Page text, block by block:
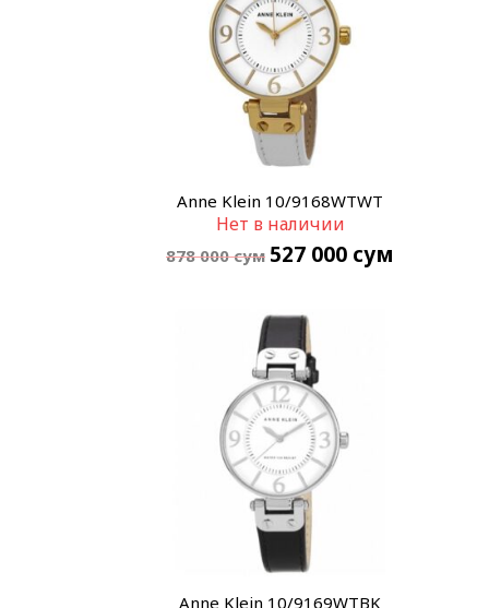
Anne Klein 10/9168WTWT
Нет в наличии
878 000сум 527 000 сум
Anne Klein 10/9169WTBK